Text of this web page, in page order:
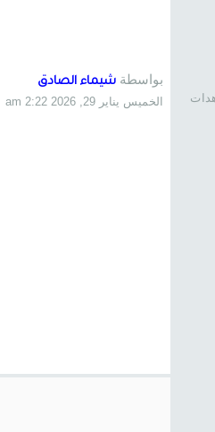
بواسطة شيماء الصادق
الخميس يناير 29, 2026 2:22 am